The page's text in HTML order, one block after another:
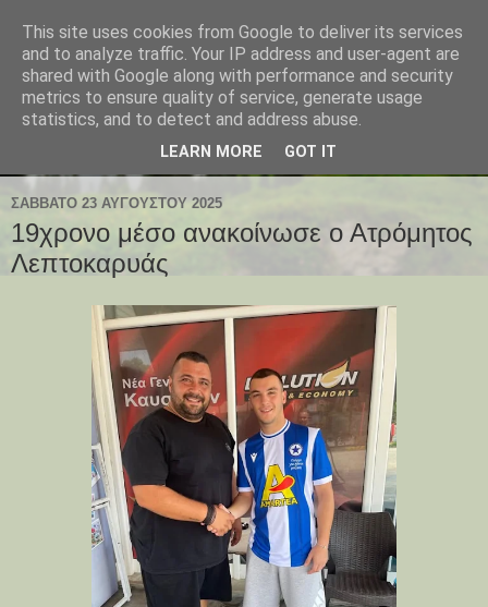
ΣΆΒΒΑΤΟ 23 ΑΥΓΟΎΣΤΟΥ 2025
19χρονο μέσο ανακοίνωσε ο Ατρόμητος
Λεπτοκαρυάς
This site uses cookies from Google to deliver its services
and to analyze traffic. Your IP address and user-agent are
shared with Google along with performance and security
metrics to ensure quality of service, generate usage
statistics, and to detect and address abuse.
LEARN MORE GOT IT